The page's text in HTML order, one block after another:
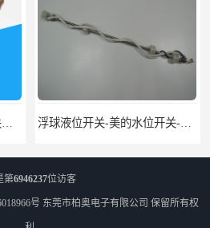
第6946237位访客
号 东莞市柏奥电子有限公司 保留所有权